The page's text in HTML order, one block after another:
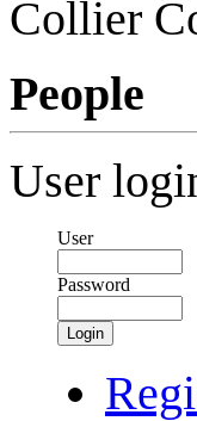
Collier
People
User
User
Password
Login